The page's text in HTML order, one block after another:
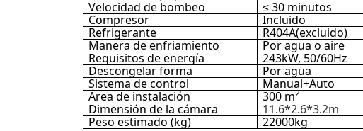
Velocidad de bombeo
≤ 30 minutos
Compresor
Incluido
Refrigerante
R404A(excluido)
Manera de enfriamiento
Por agua o aire
Requisitos de energía
243kW, 50/60Hz
Descongelar forma
Por agua
Sistema de control
Manual+Auto
Área de instalación
300 m2
Dimensión de la cámara
11.6*2.6*3.2m
Peso estimado (kg)
22000kg